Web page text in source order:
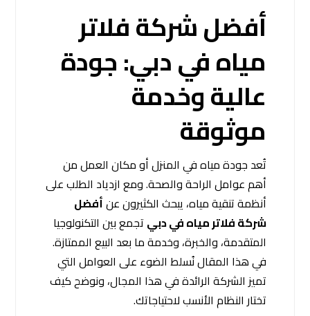
أفضل شركة فلاتر
مياه في دبي: جودة
عالية وخدمة
موثوقة
تُعد جودة مياه في المنزل أو مكان العمل من
أهم عوامل الراحة والصحة. ومع ازدياد الطلب على
أنظمة تنقية مياه، يبحث الكثيرون عنأفضل
شركة فلاتر مياه في دبي تجمع بين التكنولوجيا
المتقدمة، والخبرة، وخدمة ما بعد البيع الممتازة.
في هذا المقال نُسلط الضوء على العوامل التي
تميز الشركة الرائدة في هذا المجال، ونوضح كيف
تختار النظام الأنسب لاحتياجاتك.